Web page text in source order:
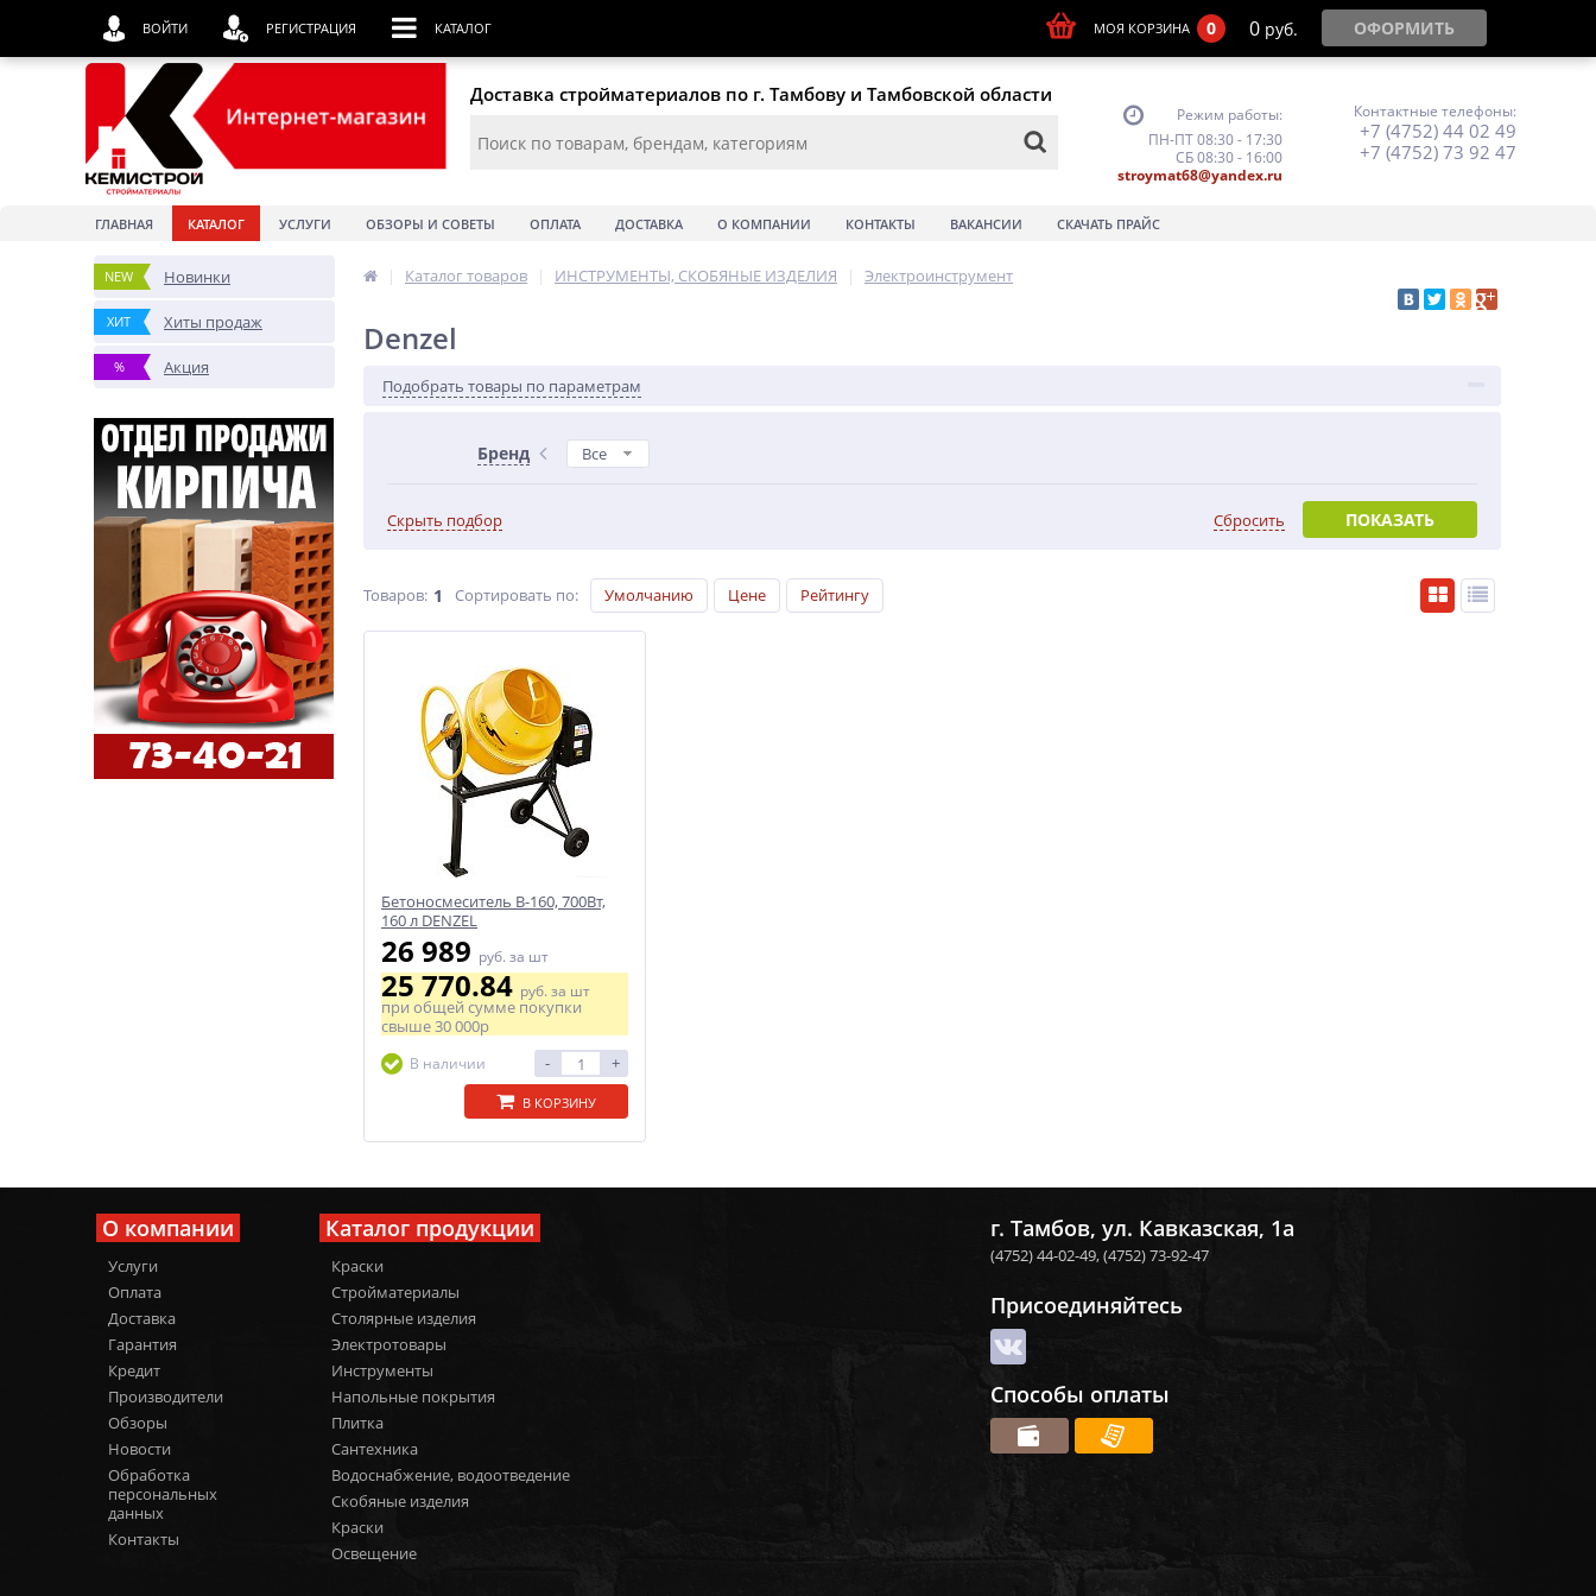
Доставка стройматериалов по г. Тамбову и Тамбовской области
Режим работы:
ПН-ПТ 08:30 - 17:30
СБ 08:30 - 16:00
stroymat68@yandex.ru
Контактные телефоны:
+7 (4752) 44 02 49
+7 (4752) 73 92 47
ГЛАВНАЯ КАТАЛОГ УСЛУГИ ОБЗОРЫ И СОВЕТЫ ОПЛАТА ДОСТАВКА О КОМПАНИИ КОНТАКТЫ ВАКАНСИИ СКАЧАТЬ ПРАЙС
NEW Новинки
ХИТ Хиты продаж
% Акция
| Каталог товаров | ИНСТРУМЕНТЫ, СКОБЯНЫЕ ИЗДЕЛИЯ | Электроинструмент
Denzel
Подобрать товары по параметрам
Бренд Все
Скрыть подбор ПОКАЗАТЬ
Сбросить
Товаров: 1 Сортировать по: Умолчанию Цене Рейтингу
Бетоносмеситель В-160, 700Вт,
160 л DENZEL
26 989 руб. за шт
25 770.84руб. за шт
при общей сумме покупки
свыше30 000р
В наличии - +
В КОРЗИНУ
О компании
Услуги
Оплата
Доставка
Гарантия
Кредит
Производители
Обзоры
Новости
Обработка
персональных
данных
Контакты
Каталог продукции
Краски
Стройматериалы
Столярные изделия
Электротовары
Инструменты
Напольные покрытия
Плитка
Сантехника
Водоснабжение, водоотведение
Скобяные изделия
Краски
Освещение
г. Тамбов, ул. Кавказская, 1а
(4752) 44-02-49,(4752) 73-92-47
Присоединяйтесь
Способы оплаты
ВОЙТИ РЕГИСТРАЦИЯ КАТАЛОГ МОЯ КОРЗИНА 0 0 руб. ОФОРМИТЬ